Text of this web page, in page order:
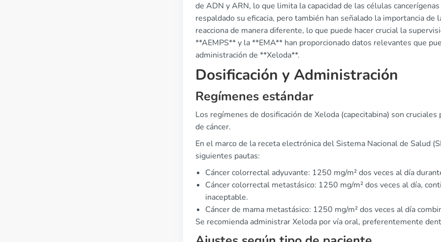
de ADN y ARN, lo que limita la capacidad de las células
respaldado su eficacia, pero también han señalado la importancia
reacciona de manera diferente, lo que puede hacer crucial la
**AEMPS** y la **EMA** han proporcionado datos relevantes que
administración de **Xeloda**.
Dosificación y Administración
Regímenes estándar
Los regímenes de dosificación de Xeloda (capecitabina) son
de cáncer.
En el marco de la receta electrónica del Sistema Nacional de Salud
siguientes pautas:
Cáncer colorrectal adyuvante: 1250 mg/m² dos veces al día
Cáncer colorrectal metastásico: 1250 mg/m² dos veces al día,
inaceptable.
Cáncer de mama metastásico: 1250 mg/m² dos veces al día
Se recomienda administrar Xeloda por vía oral, preferentemente